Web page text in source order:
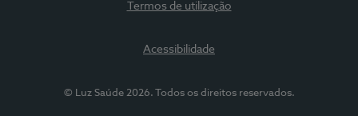
Termos de utilização
Acessibilidade
© Luz Saúde 2026. Todos os direitos reservados.